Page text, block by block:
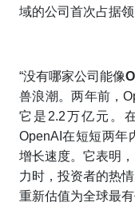
域的公司首次占据
“没有哪家公司能像
兽浪潮。两年前，
它是2.2万亿元。
OpenAI在短短两年
增长速度。它表明
力时，投资者的热
重新估值为全球最